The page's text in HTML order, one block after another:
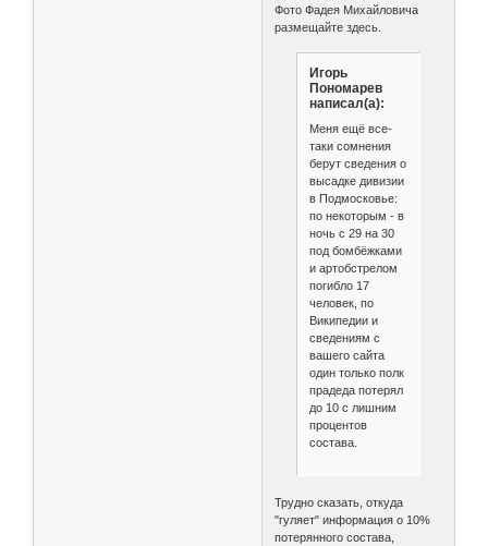
Фото Фадея Михайловича
размещайте здесь.
Игорь
Пономарев
написал(а):
Меня ещё все-
таки сомнения
берут сведения о
высадке дивизии
в Подмосковье:
по некоторым - в
ночь с 29 на 30
под бомбёжками
и артобстрелом
погибло 17
человек, по
Википедии и
сведениям с
вашего сайта
один только полк
прадеда потерял
до 10 с лишним
процентов
состава.
Трудно сказать, откуда
"гуляет" информация о 10%
потерянного состава,